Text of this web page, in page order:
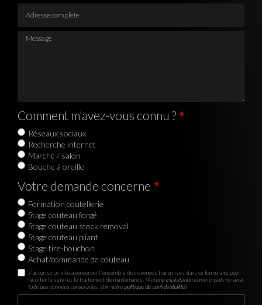
Message
Comment m'avez-vous connu ?
Réseaux sociaux
Recherche internet
Marché / salon
Bouche à oreille
Votre demande concerne
Formation coutellerie
Stage couteau forgé
Stage couteau stock removal
Stage couteau pliant
Stage tire-bouchon
Achat/commande de couteau
J'autorise ce site à conserver l'ensemble des données transmises dans ce formulaire pour
faciliter le suivi et le traitement de ma demande. (Aucune exploitation commerciale ne sera
faite des données conservées. Voir notrepolitique de confidentialité)